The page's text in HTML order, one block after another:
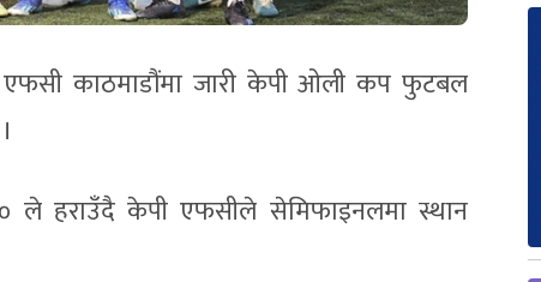
काठमाडौंमा जारी केपी ओली कप फुटबल
ले हराउँदै केपी एफसीले सेमिफाइनलमा स्थान